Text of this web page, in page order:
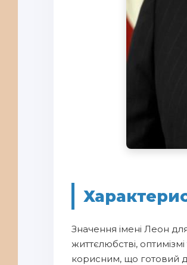
Значення імені Леон
життєлюбстві,
корисним, що готовий